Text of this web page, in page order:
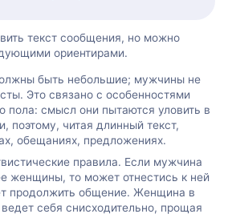
текст сообщения, но можно
ориентирами.
быть небольшие; мужчины не
Это связано с особенностями
пола: смысл они пытаются уловить в
поэтому, читая длинный текст,
обещаниях, предложениях.
правила. Если мужчина
женщины, то может отнестись к ней
продолжить общение. Женщина в
себя снисходительно, прощая